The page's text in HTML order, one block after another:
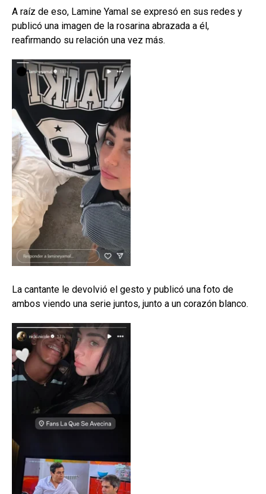
A raíz de eso, Lamine Yamal se expresó en sus redes y
publicó una imagen de la rosarina abrazada a él,
reafirmando su relación una vez más.
La cantante le devolvió el gesto y publicó una foto de
ambos viendo una serie juntos, junto a un corazón blanco.